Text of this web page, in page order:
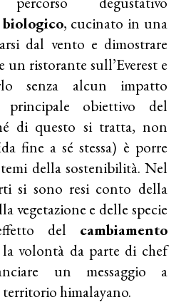
biologico, cucinato in una
dal vento e dimostrare
un ristorante sull’Everest e
senza alcun impatto
principale obiettivo del
di questo si tratta, non
fine a sé stessa) è porre
della sostenibilità. Nel
si sono resi conto della
vegetazione e delle specie
del cambiamento
la volontà da parte di chef
un messaggio a
territorio himalayano.